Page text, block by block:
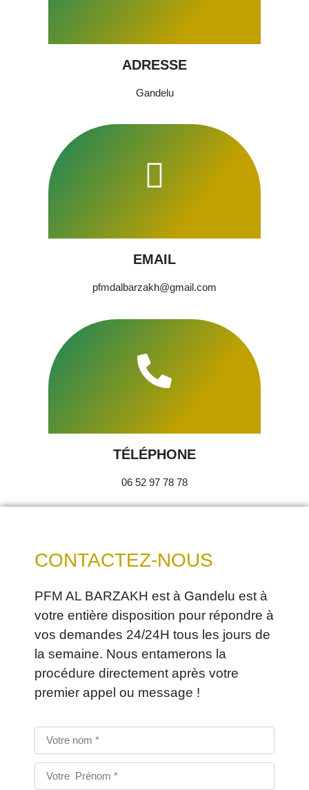
ADRESSE
Gandelu
EMAIL
pfmdalbarzakh@gmail.com
TÉLÉPHONE
06 52 97 78 78
CONTACTEZ-NOUS
PFM AL BARZAKH est à Gandelu est à
votre entière disposition pour répondre à
vos demandes 24/24H tous les jours de
la semaine. Nous entamerons la
procédure directement après votre
premier appel ou message !